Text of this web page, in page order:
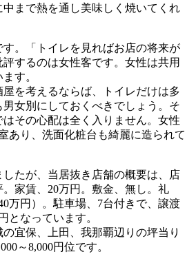
中まで熱を通し美味しく焼いてくれ
す。「トイレを見ればお店の将来が
評するのは女性客です。女性は共用
す。
を考えるならば、トイレだけは多
男女別にしておくべきでしょう。そ
その心配は全く入りません。女性
あり、洗面化粧台も綺麗に造られて
したが、当居抜き店舗の概要は、店
。家賃、20万円。敷金、無し。礼
万円）。駐車場、7台付きで、譲渡
となっています。
宜保、上田、我那覇辺りの坪当り
～8,000円位です。